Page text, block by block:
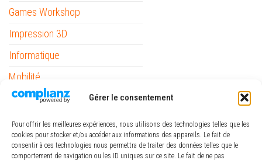
Gérer le consentement
Pour offrir les meilleures expériences, nous utilisons des technologies telles que les
cookies pour stocker et/ou accéder aux informations des appareils. Le fait de
consentir à ces technologies nous permettra de traiter des données telles que le
comportement de navigation ou les ID uniques sur ce site. Le fait de ne pas
Games Workshop
Impression 3D
Informatique
Mobilité
Outils
Papeterie / Bureau
Piles